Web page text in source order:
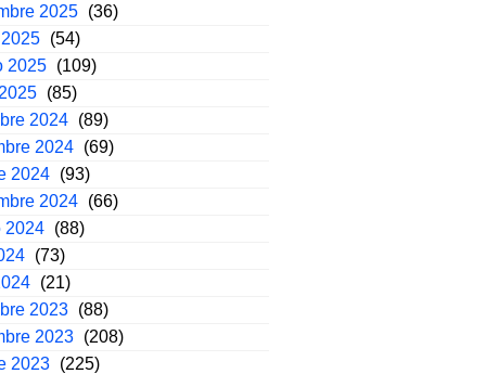
2025 (36)
(54)
2025 (109)
(85)
2024 (89)
2024 (69)
2024 (93)
2024 (66)
2024 (88)
(73)
(21)
2023 (88)
2023 (208)
2023 (225)